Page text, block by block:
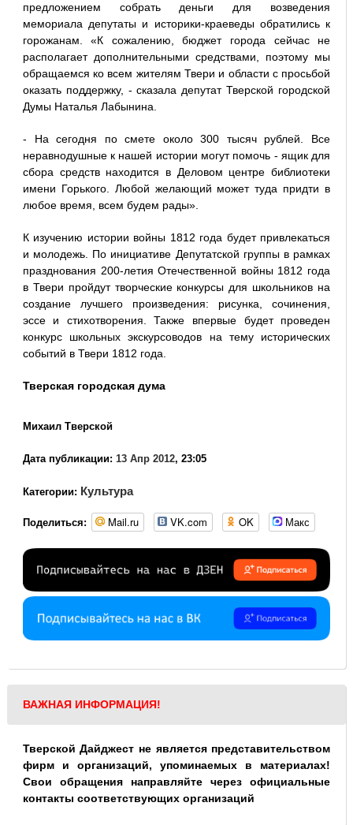
предложением собрать деньги для возведения
мемориала депутаты и историки-краеведы обратились к
горожанам. «К сожалению, бюджет города сейчас не
располагает дополнительными средствами, поэтому мы
обращаемся ко всем жителям Твери и области с просьбой
оказать поддержку, - сказала депутат Тверской городской
Думы Наталья Лабынина.
- На сегодня по смете около 300 тысяч рублей. Все
неравнодушные к нашей истории могут помочь - ящик для
сбора средств находится в Деловом центре библиотеки
имени Горького. Любой желающий может туда придти в
любое время, всем будем рады».
К изучению истории войны 1812 года будет привлекаться
и молодежь. По инициативе Депутатской группы в рамках
празднования 200-летия Отечественной войны 1812 года
в Твери пройдут творческие конкурсы для школьников на
создание лучшего произведения: рисунка, сочинения,
эссе и стихотворения. Также впервые будет проведен
конкурс школьных экскурсоводов на тему исторических
событий в Твери 1812 года.
Тверская городская дума
Михаил Тверской
Дата публикации: 13 Апр 2012, 23:05
Категории: Культура
Поделиться: Mail.ru VK.com OK Макс
ВАЖНАЯ ИНФОРМАЦИЯ!
Тверской Дайджест не является представительством
фирм и организаций, упоминаемых в материалах!
Свои обращения направляйте через официальные
контакты соответствующих организаций